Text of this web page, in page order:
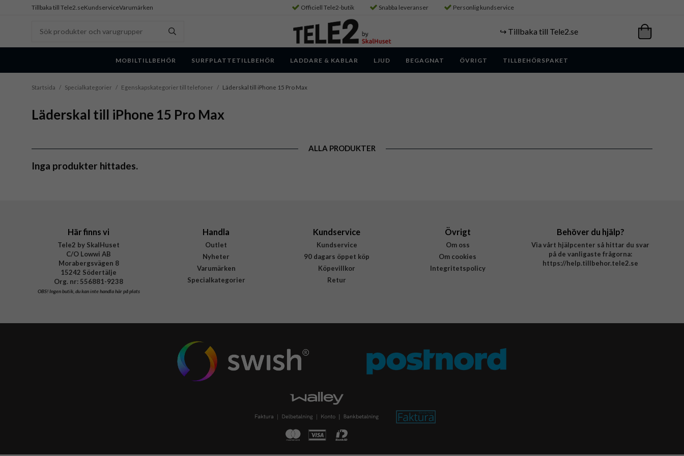
Tillbaka till Tele2.seKundserviceVarumärken Officiell Tele2-butik Snabba leveranser Personlig kundservice
↪️ Tillbaka till Tele2.se
MOBILTILLBEHÖR SURFPLATTETILLBEHÖR LADDARE & KABLAR LJUD BEGAGNAT ÖVRIGT TILLBEHÖRSPAKET
Startsida / Specialkategorier / Egenskapskategorier till telefoner / Läderskal till iPhone 15 Pro Max
Läderskal till iPhone 15 Pro Max
ALLA PRODUKTER
Inga produkter hittades.
Här finns vi
Tele2 by SkalHuset
C/O Lowwi AB
Morabergsvägen 8
15242 Södertälje
Org. nr: 556881-9238
OBS!Ingen butik, du kan inte handla här på plats
Handla
Outlet
Nyheter
Varumärken
Specialkategorier
Kundservice
Kundservice
90 dagars öppet köp
Köpevillkor
Retur
Övrigt
Om oss
Om cookies
Integritetspolicy
Behöver du hjälp?
Via vårt hjälpcenter så hittar du svar
på de vanligaste frågorna:
https://help.tillbehor.tele2.se